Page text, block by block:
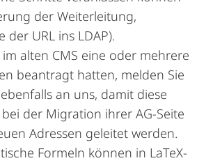
der Weiterleitung,
der URL ins LDAP).
im alten CMS eine oder mehrere
beantragt hatten, melden Sie
an uns, damit diese
bei der Migration ihrer AG-Seite
Adressen geleitet werden.
Formeln können in LaTeX-